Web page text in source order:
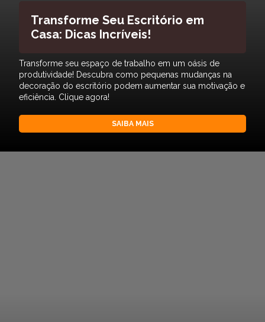
Transforme Seu Escritório em
Casa: Dicas Incríveis!
Transforme seu espaço de trabalho em um oásis de
produtividade! Descubra como pequenas mudanças na
decoração do escritório podem aumentar sua motivação e
eficiência. Clique agora!
SAIBA MAIS